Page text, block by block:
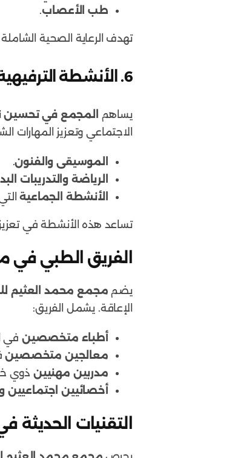
طب الأعصاب.
تهدف الرعاية الصحية
6. الأنشطة الترفيهية والتأهيل الاجتماعي
يساهم المجمع في تحسين
الاجتماعي وتعزيز
الموسيقى والفنون.
الرياضة والتدريبات
الأنشطة الجماعية
تساعد هذه الأنشطة في تعزيز
الفريق الطبي في
يضم مجمع محمد العثيم
الإعاقة. يشمل الفريق:
أطباء متخصصين في
معالجين متخصصين
مدربين مهنيين ذوي
أخصائيين اجتماعيين
التقنيات الحديثة